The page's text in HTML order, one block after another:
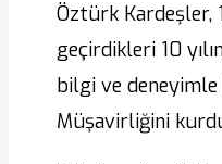
Öztürk Kardeşler,
geçirdikleri 10
bilgi ve
Müşavirliğini